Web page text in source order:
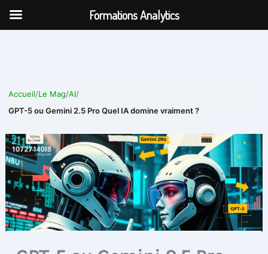
Aller
Accueil/Le Mag/AI/
GPT-5 ou Gemini 2.5 Pro Quel IA domine vraiment ?
Formations Analytics